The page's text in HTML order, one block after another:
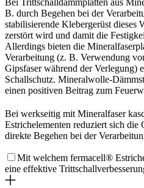
B. durch Begehen bei der
stabilisierende Klebergerüst dieses
zerstört wird und damit die
Allerdings bieten die
Verarbeitung (z. B. Verwendung
Gipsfaser während der Verlegung)
Schallschutz. Mineralwolle-
einen positiven Beitrag zum
Bei werkseitig mit Mineralfaser
Estrichelementen reduziert sich die
direkte Begehen bei der
Mit welchem fermacell®
eine effektive